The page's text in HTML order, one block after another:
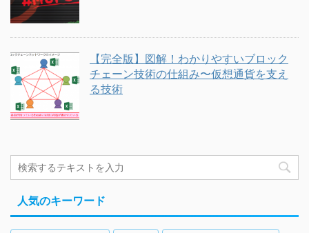
【完全版】図解！わかりやすいブロック
チェーン技術の仕組み〜仮想通貨を支え
る技術
人気のキーワード